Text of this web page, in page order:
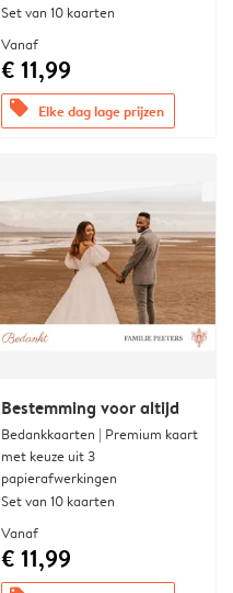
Set van 10 kaarten
Vanaf
€ 11,99
offers Elke dag lage prijzen
Bestemming voor altijd
Bedankkaarten | Premium kaart
met keuze uit 3
papierafwerkingen
Set van 10 kaarten
Vanaf
€ 11,99